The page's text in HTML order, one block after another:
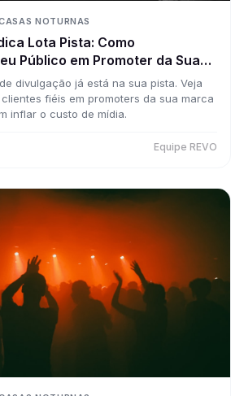
NOTURNAS
Lota Pista: Como
Público em Promoter da Sua
Comissão)
divulgação já está na sua pista. Veja
fiéis em promoters da sua marca
inflar o custo de mídia.
Equipe REVO